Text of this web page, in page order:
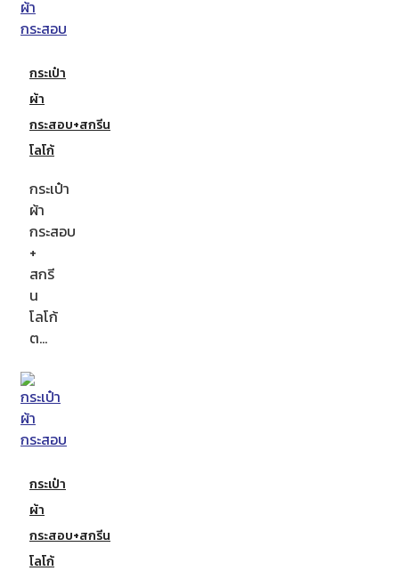
กระเป๋า
ผ้า
กระสอบ+สกรีน
โลโก้
กระเป๋า
ผ้า
กระสอบ
+
สกรี
น
โลโก้
ต…
กระเป๋า
ผ้า
กระสอบ+สกรีน
โลโก้